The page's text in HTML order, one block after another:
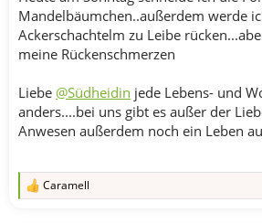
Mandelbäumchen..außerdem werde
Ackerschachtelm zu Leibe
meine Rückenschmerzen
Liebe @Südheidin jede Lebens- und
anders....bei uns gibt es außer der
Anwesen außerdem noch ein Leben
R
Caramell